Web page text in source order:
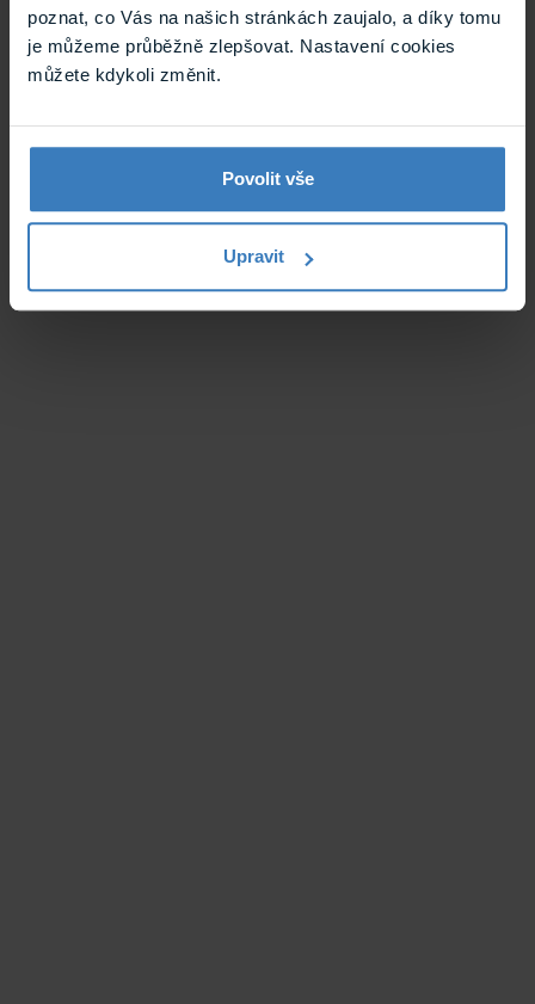
poznat, co Vás na našich stránkách zaujalo, a díky tomu
je můžeme průběžně zlepšovat. Nastavení cookies
můžete kdykoli změnit.
Povolit vše
Upravit